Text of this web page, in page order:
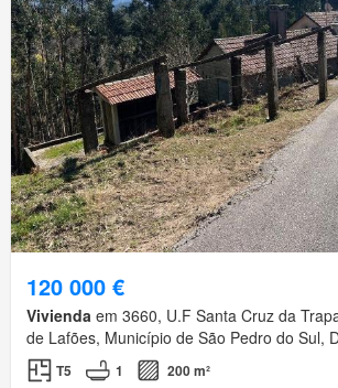
120 000 €
Vivienda em 3660, U.F Santa Cruz da
de Lafões, Município de São Pedro do Sul,
T5 1
200 m²